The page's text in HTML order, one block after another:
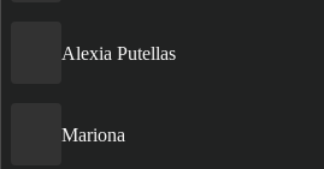
Alexia Putellas
Mariona